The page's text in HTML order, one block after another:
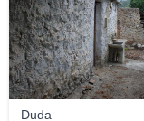
Duda